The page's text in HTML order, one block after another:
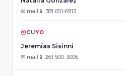
✉ mail 📱 381 651-6913
CUYO
Jeremías Sisinni
✉ mail 📱 261 500-3006